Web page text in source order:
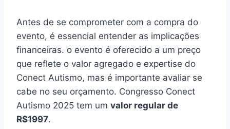
Antes de se comprometer com a compra do
evento, é essencial entender as implicações
financeiras. o evento é oferecido a um preço
que reflete o valor agregado e expertise do
Conect Autismo, mas é importante avaliar se
cabe no seu orçamento. Congresso Conect
Autismo 2025 tem um valor regular de
R$1997.